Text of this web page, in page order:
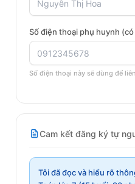
Số điện thoại phụ huynh (có
Số điện thoại này sẽ dùng để
Cam kết đăng ký tự
Tôi đã đọc và hiểu rõ